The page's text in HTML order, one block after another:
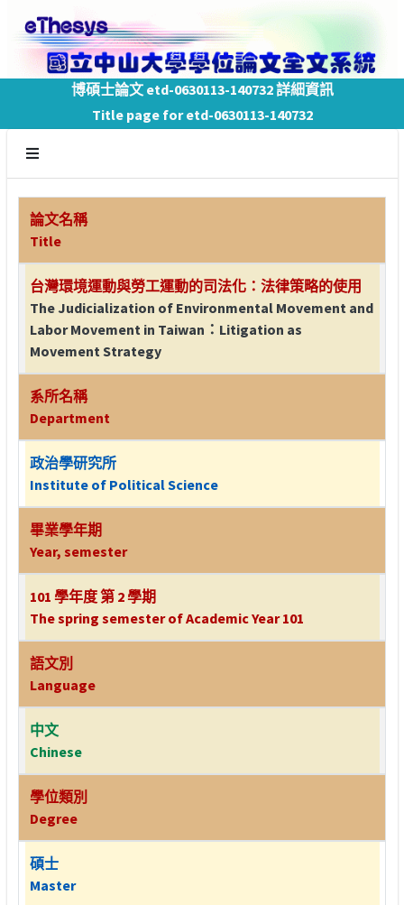
博碩士論文 etd-0630113-140732 詳細資訊
Title page for etd-0630113-140732
論文名稱
Title
台灣環境運動與勞工運動的司法化：法律策略的使用
The Judicialization of Environmental Movement and
Labor Movement in Taiwan：Litigation as
Movement Strategy
系所名稱
Department
政治學研究所
Institute of Political Science
畢業學年期
Year, semester
101 學年度 第 2 學期
The spring semester of Academic Year 101
語文別
Language
中文
Chinese
學位類別
Degree
碩士
Master